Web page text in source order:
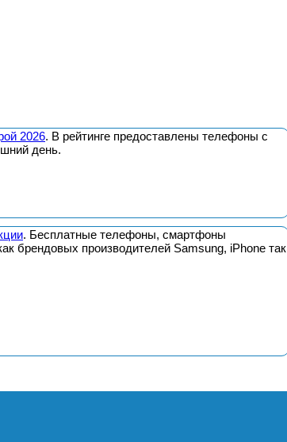
2026. В рейтинге предоставлены телефоны с
день.
. Бесплатные телефоны, смартфоны
брендовых производителей Samsung, iPhone так